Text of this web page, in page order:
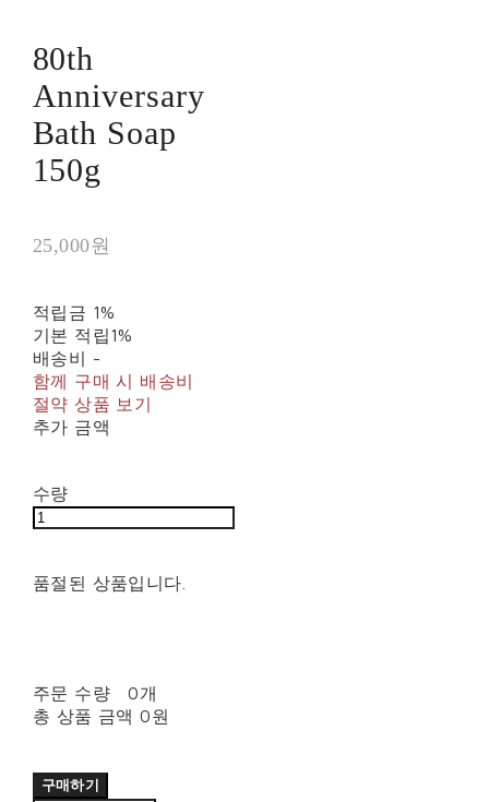
80th
Anniversary
Bath Soap
150g
25,000원
적립금 1%
기본 적립1%
배송비 -
함께 구매 시 배송비
절약 상품 보기
추가 금액
수량
품절된 상품입니다.
주문 수량
0개
총 상품 금액 0원
구매하기